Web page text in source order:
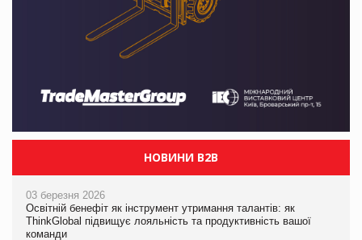
НОВИНИ B2B
03 березня 2026
Освітній бенефіт як інструмент утримання талантів: як
ThinkGlobal підвищує лояльність та продуктивність вашої
команди